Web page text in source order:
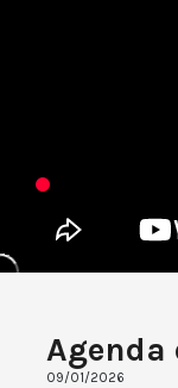
09/01/2026